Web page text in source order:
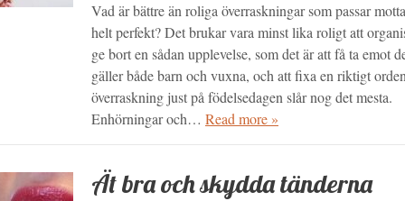
Vad är bättre än roliga överraskningar som passar
helt perfekt? Det brukar vara minst lika roligt att
ge bort en sådan upplevelse, som det är att få ta emot
gäller både barn och vuxna, och att fixa en riktigt
överraskning just på födelsedagen slår nog det mesta.
Enhörningar och… Read more »
Ät bra och skydda tänderna